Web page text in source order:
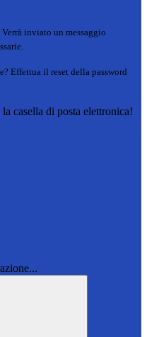
Verrà inviato un messaggio
Effettua il reset della password
casella di posta elettronica!